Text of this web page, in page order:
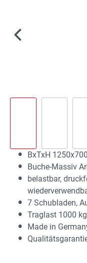
BxTxH
Buche-Massiv
belastbar,
7 Schubladen,
Traglast 1000 kg
Made in